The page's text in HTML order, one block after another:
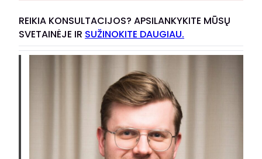
REIKIA KONSULTACIJOS? APSILANKYKITE MŪSŲ
SVETAINĖJE IR SUŽINOKITE DAUGIAU.